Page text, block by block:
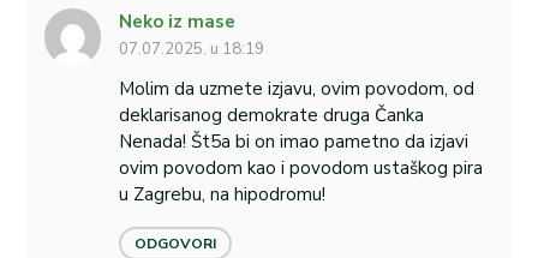
Neko iz mase
07.07.2025. u 18:19
Molim da uzmete izjavu, ovim povodom, od
deklarisanog demokrate druga Čanka
Nenada! Št5a bi on imao pametno da izjavi
ovim povodom kao i povodom ustaškog pira
u Zagrebu, na hipodromu!
ODGOVORI